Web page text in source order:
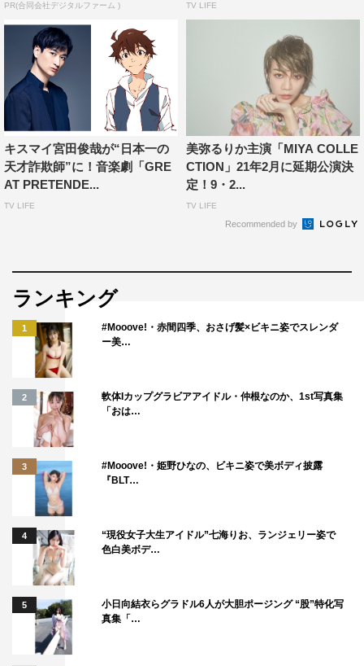
音楽劇「GREAT PRETENDER グレートプリテンダー」
【大阪公演】2021年8月4日（水）〜8月8日（日）オリッ
クス劇場
出演：宮田俊哉
美弥るりか 加藤諒 山本千尋 仙名彩世
福本伸一 平田敦子 三上市朗 大谷亮介 ほか
監修：古沢良太
脚本：斎藤栄作
演出：河原雅彦
主催：フジテレビジョン／サンライズプロモーション東京
公式サイト：https://www.greatpretender-stage.jp
©WIT STUDIO/Great Pretenders
PR(合同会社デジタルファーム ) TV LIFE
キスマイ宮田俊哉が“日本一の
天才詐欺師”に！音楽劇「GRE
AT PRETENDE...
TV LIFE
美弥るりか主演「MIYA COLLE
CTION」21年2月に延期公演決
定！9・2...
TV LIFE
Recommended by
ランキング
1
#Mooove!・赤間四季、おさげ髪×ビキニ姿でスレンダ
ー美…
2
軟体Iカップグラビアアイドル・仲根なのか、1st写真集
「おは…
3
#Mooove!・姫野ひなの、ビキニ姿で美ボディ披露
『BLT…
4
“現役女子大生アイドル”七海りお、ランジェリー姿で
色白美ボデ…
5
小日向結衣らグラドル6人が大胆ポージング “股”特化写
真集「…